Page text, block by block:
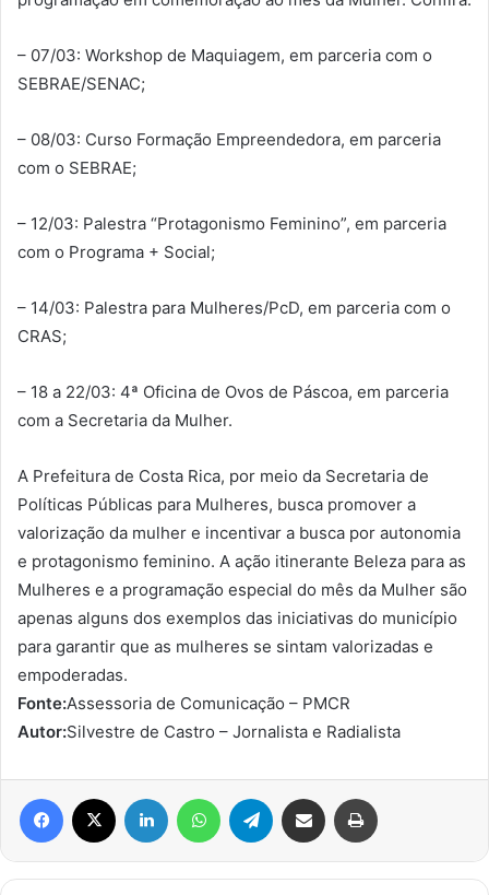
– 07/03: Workshop de Maquiagem, em parceria com o
SEBRAE/SENAC;
– 08/03: Curso Formação Empreendedora, em parceria
com o SEBRAE;
– 12/03: Palestra “Protagonismo Feminino”, em parceria
com o Programa + Social;
– 14/03: Palestra para Mulheres/PcD, em parceria com o
CRAS;
– 18 a 22/03: 4ª Oficina de Ovos de Páscoa, em parceria
com a Secretaria da Mulher.
A Prefeitura de Costa Rica, por meio da Secretaria de
Políticas Públicas para Mulheres, busca promover a
valorização da mulher e incentivar a busca por autonomia
e protagonismo feminino. A ação itinerante Beleza para as
Mulheres e a programação especial do mês da Mulher são
apenas alguns dos exemplos das iniciativas do município
para garantir que as mulheres se sintam valorizadas e
empoderadas.
Fonte:Assessoria de Comunicação – PMCR
Autor:Silvestre de Castro – Jornalista e Radialista
Facebook Linkedin WhatsAppTelegram Compartilhar via e-mail